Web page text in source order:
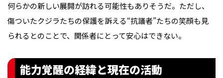
何らかの新しい展開が訪れる可能性もありそうだ。ただし、
傷ついたクジラたちの保護を訴える“抗議者”たちの笑顔も見
られるとのことで、関係者にとって安心はできない。
能力覚醒の経緯と現在の活動